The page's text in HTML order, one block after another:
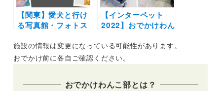
【関東】愛犬と行け
る写真館・フォトス
やセルフ撮影など特
徴の違う施設を厳選
【インターペット
2022】おでかけわん
ス9選！｜おすすめ
したいグッズや新オ
施設の情報は変更になっている可能性があります。
おでかけ前に各自ご確認ください。
おでかけわんこ部とは？